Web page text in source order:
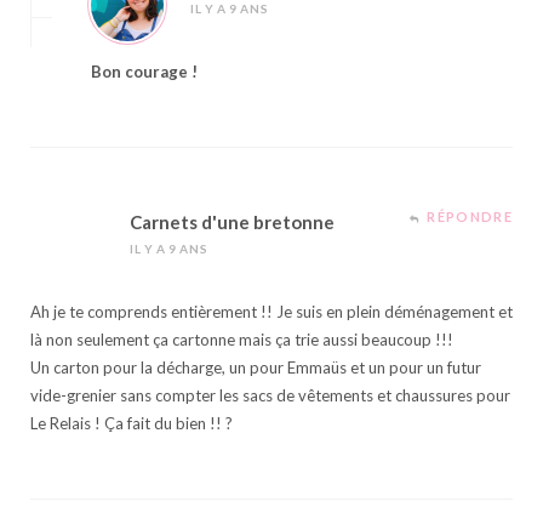
IL Y A 9 ANS
Bon courage !
Carnets d'une bretonne
IL Y A 9 ANS
RÉPONDRE
Ah je te comprends entièrement !! Je suis en plein déménagement et
là non seulement ça cartonne mais ça trie aussi beaucoup !!!
Un carton pour la décharge, un pour Emmaüs et un pour un futur
vide-grenier sans compter les sacs de vêtements et chaussures pour
Le Relais ! Ça fait du bien !! ?